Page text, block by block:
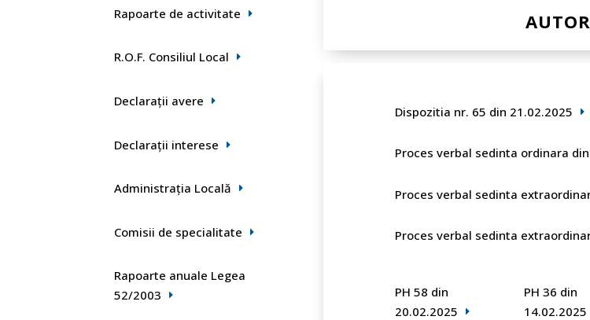
Rapoarte de activitate
R.O.F. Consiliul Local
Declaraţii avere
Declarații interese
Administrația Locală
Comisii de specialitate
Rapoarte anuale Legea
52/2003
Dispozitia nr. 65 din 21.02.2025
Proces verbal sedinta ordinara
Proces verbal sedinta
Proces verbal sedinta
PH 58 din
20.02.2025
PH 36 din
14.02.2025